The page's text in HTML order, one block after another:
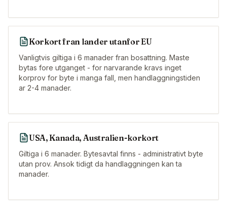
Korkort fran lander utanfor EU
Vanligtvis giltiga i 6 manader fran bosattning. Maste
bytas fore utganget - for narvarande kravs inget
korprov for byte i manga fall, men handlaggningstiden
ar 2-4 manader.
USA, Kanada, Australien-korkort
Giltiga i 6 manader. Bytesavtal finns - administrativt byte
utan prov. Ansok tidigt da handlaggningen kan ta
manader.